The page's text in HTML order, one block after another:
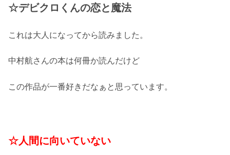
☆デビクロくんの恋と魔法
これは大人になってから読みました。
中村航さんの本は何冊か読んだけど
この作品が一番好きだなぁと思っています。
☆人間に向いていない